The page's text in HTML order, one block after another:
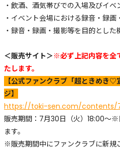
・飲酒、酒気帯びでの入場及びイベ
・イベント会場における録音・録画
・録音・録画・撮影等を目的とし
＜販売サイト＞※必ず上記内容を全
たします。
【公式ファンクラブ「超ときめき
ジ】
https://toki-sen.com/contents/
販売期間：7月30日（火）18:00～※
ます。
※販売期間中にファンクラブに新規